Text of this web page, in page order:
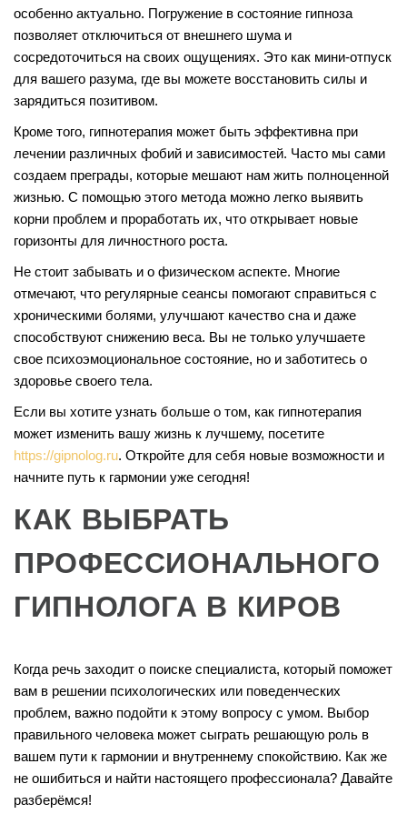
особенно актуально. Погружение в состояние гипноза
позволяет отключиться от внешнего шума и
сосредоточиться на своих ощущениях. Это как мини-отпуск
для вашего разума, где вы можете восстановить силы и
зарядиться позитивом.
Кроме того, гипнотерапия может быть эффективна при
лечении различных фобий и зависимостей. Часто мы сами
создаем преграды, которые мешают нам жить полноценной
жизнью. С помощью этого метода можно легко выявить
корни проблем и проработать их, что открывает новые
горизонты для личностного роста.
Не стоит забывать и о физическом аспекте. Многие
отмечают, что регулярные сеансы помогают справиться с
хроническими болями, улучшают качество сна и даже
способствуют снижению веса. Вы не только улучшаете
свое психоэмоциональное состояние, но и заботитесь о
здоровье своего тела.
Если вы хотите узнать больше о том, как гипнотерапия
может изменить вашу жизнь к лучшему, посетите
https://gipnolog.ru. Откройте для себя новые возможности и
начните путь к гармонии уже сегодня!
КАК ВЫБРАТЬ
ПРОФЕССИОНАЛЬНОГО
ГИПНОЛОГА В КИРОВ
Когда речь заходит о поиске специалиста, который поможет
вам в решении психологических или поведенческих
проблем, важно подойти к этому вопросу с умом. Выбор
правильного человека может сыграть решающую роль в
вашем пути к гармонии и внутреннему спокойствию. Как же
не ошибиться и найти настоящего профессионала? Давайте
разберёмся!